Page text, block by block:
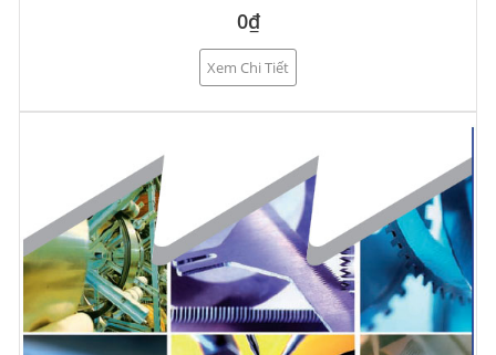
0₫
Xem Chi Tiết